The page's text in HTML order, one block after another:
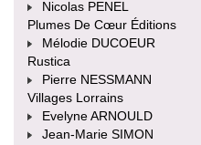
Nicolas PENEL
Plumes De Cœur Éditions
Mélodie DUCOEUR
Rustica
Pierre NESSMANN
Villages Lorrains
Evelyne ARNOULD
Jean-Marie SIMON